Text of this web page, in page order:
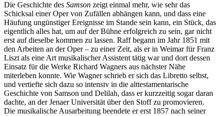
Die Geschichte des Samson zeigt einmal mehr, wie sehr das
Schicksal einer Oper von Zufällen abhängen kann, und dass eine
Häufung ungünstiger Ereignisse im Stande sein kann, ein Stück, das
eigentlich alles hat, um auf der Bühne erfolgreich zu sein, gar nicht
erst auf dieselbe kommen zu lassen. Raff begann im Jahr 1851 mit
den Arbeiten an der Oper – zu einer Zeit, als er in Weimar für Franz
Liszt als eine Art musikalischer Assistent tätig war und dort dessen
Einsatz für die Werke Richard Wagners aus nächster Nähe
miterleben konnte. Wie Wagner schrieb er sich das Libretto selbst,
und vertiefte sich dazu so intensiv in die alttestamentarische
Geschichte von Samson und Delilah, dass er kurzzeitig sogar daran
dachte, an der Jenaer Universität über den Stoff zu promovieren.
Die musikalische Ausarbeitung beendete er erst 1857 nach seiner